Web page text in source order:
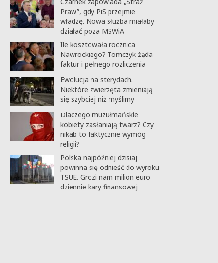
Praw”, gdy PiS przejmie
władzę. Nowa służba miałaby
działać poza MSWiA
Ile kosztowała rocznica
Nawrockiego? Tomczyk żąda
faktur i pełnego rozliczenia
Ewolucja na sterydach.
Niektóre zwierzęta zmieniają
się szybciej niż myślimy
Dlaczego muzułmańskie
kobiety zasłaniają twarz? Czy
nikab to faktycznie wymóg
religii?
Polska najpóźniej dzisiaj
powinna się odnieść do wyroku
TSUE. Grozi nam milion euro
dziennie kary finansowej